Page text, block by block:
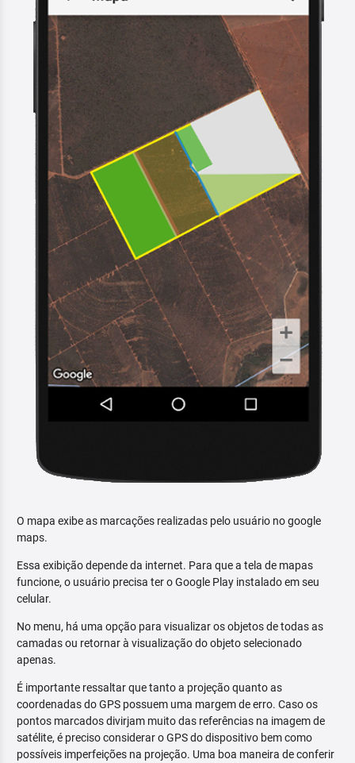
O mapa exibe as marcações realizadas pelo usuário no google
maps.
Essa exibição depende da internet. Para que a tela de mapas
funcione, o usuário precisa ter o Google Play instalado em seu
celular.
No menu, há uma opção para visualizar os objetos de todas as
camadas ou retornar à visualização do objeto selecionado
apenas.
É importante ressaltar que tanto a projeção quanto as
coordenadas do GPS possuem uma margem de erro. Caso os
pontos marcados divirjam muito das referências na imagem de
satélite, é preciso considerar o GPS do dispositivo bem como
possíveis imperfeições na projeção. Uma boa maneira de conferir